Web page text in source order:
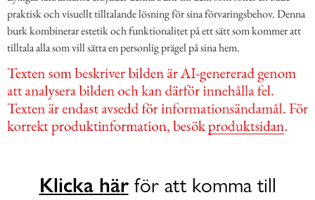
praktisk och visuellt tilltalande lösning för sina förvaringsbehov. Denna
burk kombinerar estetik och funktionalitet på ett sätt som kommer att
tilltala alla som vill sätta en personlig prägel på sina hem.
Klicka härför att komma till